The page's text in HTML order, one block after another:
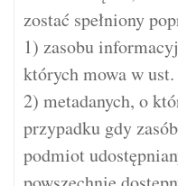
zostać spełniony
1) zasobu
których mowa w
2) metadanych, o
przypadku gdy
podmiot